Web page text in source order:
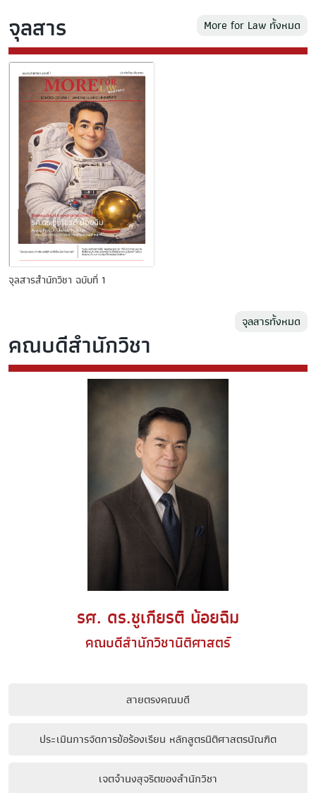
More for Law ทั้งหมด
จุลสาร
จุลสารสำนักวิชา ฉบับที่ 1
จุลสารทั้งหมด
คณบดีสํานักวิชา
รศ. ดร.ชูเกียรติ น้อยฉิม
คณบดีสำนักวิชานิติศาสตร์
สายตรงคณบดี
ประเมินการจัดการข้อร้องเรียน หลักสูตรนิติศาสตรบัณฑิต
เจตจำนงสุจริตของสำนักวิชา